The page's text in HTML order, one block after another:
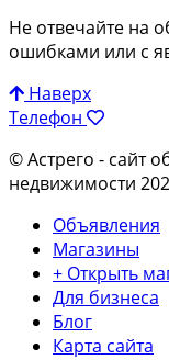
Не отвечайте на
ошибками или с
Наверх
Телефон
© Астрего - сайт
недвижимости
Объявления
Магазины
+ Открыть
Для бизнеса
Блог
Карта сайта